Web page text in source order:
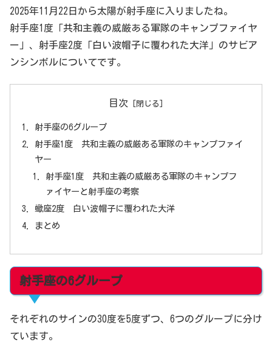
2025年11月22日から太陽が射手座に入りましたね。
射手座1度「共和主義の威厳ある軍隊のキャンプファイヤ
ー」、射手座2度「白い波帽子に覆われた大洋」のサビア
ンシンボルについてです。
目次
射手座の6グループ
射手座1度 共和主義の威厳ある軍隊のキャンプファイ
ヤー
射手座1度 共和主義の威厳ある軍隊のキャンプフ
ァイヤーと射手座の考察
蠍座2度 白い波帽子に覆われた大洋
まとめ
射手座の6グループ
それぞれのサインの30度を5度ずつ、6つのグループに分け
ています。